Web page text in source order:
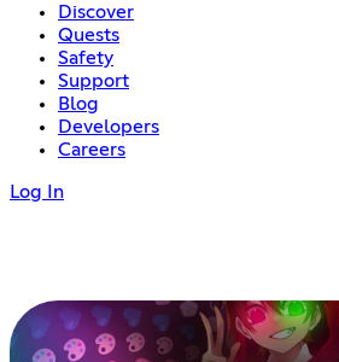
Discover
Quests
Safety
Support
Blog
Developers
Careers
Log In